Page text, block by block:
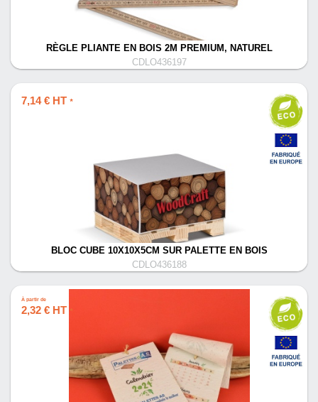
RÈGLE PLIANTE EN BOIS 2M PREMIUM, NATUREL
CDLO436197
7,14 € HT *
BLOC CUBE 10X10X5CM SUR PALETTE EN BOIS
CDLO436188
À partir de
2,32 € HT *